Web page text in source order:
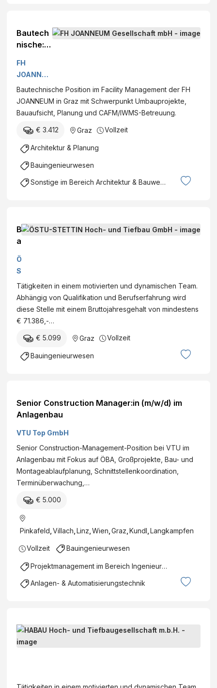
Bautech
nische:r
er:in
FH
JOANNEU
M
Gesellsch
aft mbH
Bautechnische Position im Facility Management der FH
JOANNEUM in Graz mit Schwerpunkt Umbauprojekte,
Bauaufsicht, Planung und CAFM/IWMS-Betreuung.
€ 3.412 Graz Vollzeit
Architektur & Planung
Bauingenieurwesen
Sonstige im Bereich Architektur & Bauwesen
B
a
l
e
it
u
n
g
h
b
u
(
m
/
w
Ö
S
T
U
-
S
H
o
h
-
u
n
d
e
a
m
Tätigkeiten in einem motivierten und dynamischen Team.
Abhängig von Qualifikation und Berufserfahrung wird
diese Stelle mit einem Bruttojahresgehalt von mindestens
€ 71.386,-…
€ 5.099 Graz Vollzeit
Bauingenieurwesen
Senior Construction Manager:in (m/w/d) im
Anlagenbau
VTU Top GmbH
Senior Construction-Management-Position bei VTU im
Anlagenbau mit Fokus auf ÖBA, Großprojekte, Bau- und
Montageablaufplanung, Schnittstellenkoordination,
Terminüberwachung,…
€ 5.000
Pinkafeld Villach Linz Wien Graz Kundl Langkampfen
Vollzeit Bauingenieurwesen
Projektmanagement im Bereich Ingenieurswesen
Anlagen- & Automatisierungstechnik
B
a
B